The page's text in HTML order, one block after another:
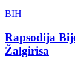
BIH
Rapsodija
Žalgirisa